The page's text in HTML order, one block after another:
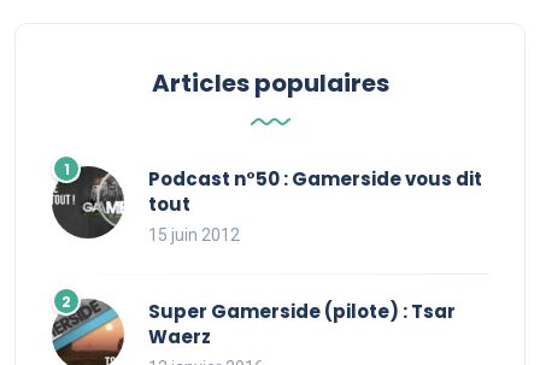
Articles populaires
Podcast n°50 : Gamerside vous dit
tout
15 juin 2012
Super Gamerside (pilote) : Tsar
Waerz